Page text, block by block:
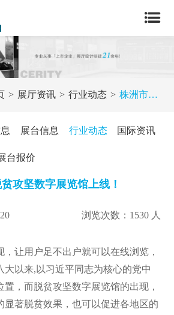
展厅资讯 行业动态 株洲市脱贫攻坚数字展览馆上线！
展台信息 行业动态 国际资讯
台报价
攻坚数字展览馆上线！
浏览次数：1530 人
让用户足不出户就可以在线浏览，
大以来,以习近平同志为核心的党中
，而脱贫攻坚数字展览馆的出现，
显著脱贫效果，也可以促进各地区的